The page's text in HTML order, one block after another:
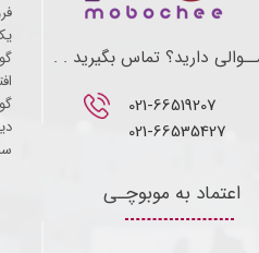
021-66519207​​​​​​​
021-66535427
دارید؟ تماس بگیرید . .
اعتماد به موبوچـی